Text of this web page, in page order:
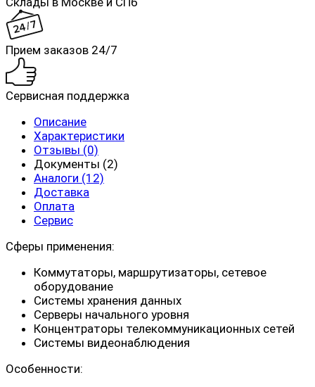
Прием заказов 24/7
Сервисная поддержка
Описание
Характеристики
Отзывы (0)
Документы (2)
Аналоги (12)
Доставка
Оплата
Сервис
Сферы применения:
Коммутаторы, маршрутизаторы, сетевое
оборудование
Системы хранения данных
Серверы начального уровня
Концентраторы телекоммуникационных сетей
Системы видеонаблюдения
Особенности: